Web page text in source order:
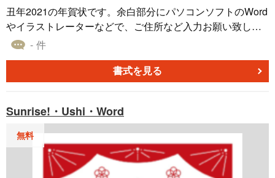
丑年2021の年賀状です。余白部分にパソコンソフトのWord
やイラストレーターなどで、ご住所など入力お願い致しま
す。 - 件
書式を見る
Sunrise!・Ushi・Word
無料